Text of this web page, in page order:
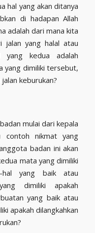
hal yang akan ditanya
di hadapan Allah
adalah dari mana kita
jalan yang halal atau
kedua adalah
yang dimiliki tersebut,
keburukan?
mulai dari kepala
contoh nikmat yang
mata yang dimiliki
hal yang baik atau
dimiliki apakah
yang baik atau
apakah dilangkahkan